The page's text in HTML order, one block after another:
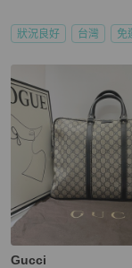
狀況良好 台灣 免
Gucci